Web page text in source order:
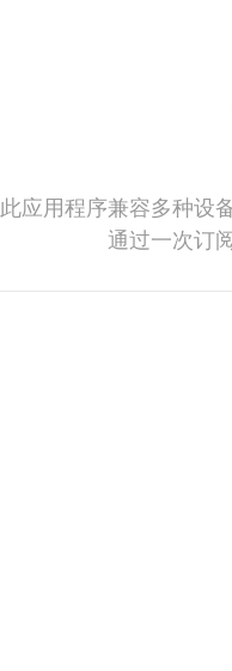
此应用程序兼容多种设
通过一次订